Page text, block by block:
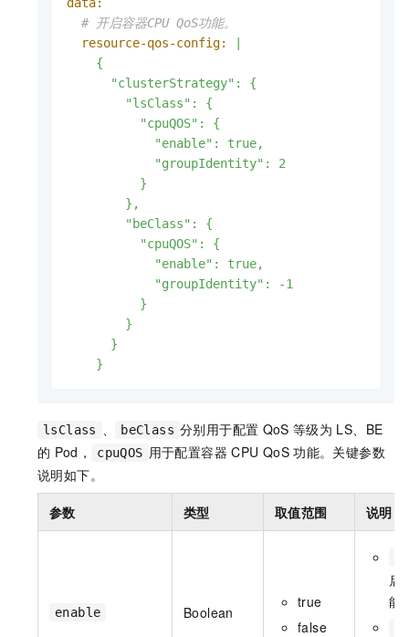
# 开启容器CPU QoS功能。
resource-qos-config:
|
    {
      "clusterStrategy": {
        "lsClass": {
          "cpuQOS": {
            "enable": true,
            "groupIdentity": 2
          }
        },
        "beClass": {
          "cpuQOS": {
            "enable": true,
            "groupIdentity": -1
          }
        }
      }
    }
lsClass beClass 分别用于配置 QoS 等级为 LS、BE
的 Pod， cpuQOS 用于配置容器 CPU QoS 功能。关键参数
说明如下。
参数 类型 取值范围 说明
enable Boolean
true
false
启
能